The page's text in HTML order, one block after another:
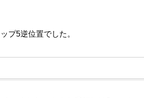
プ5逆位置でした。